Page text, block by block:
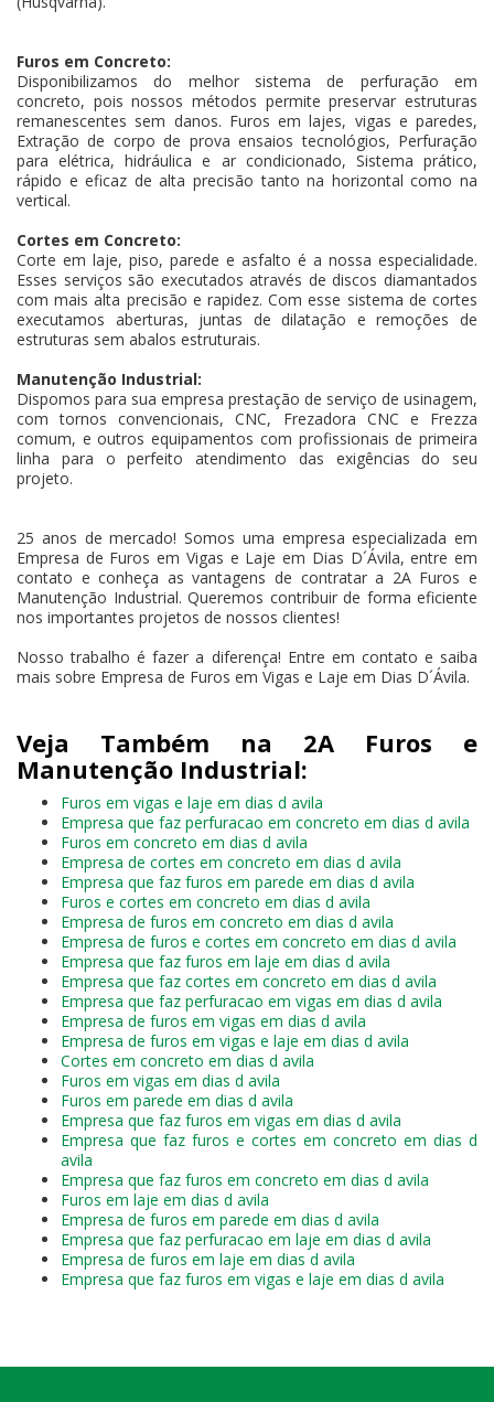
Furos em Concreto:
Disponibilizamos do melhor sistema de perfuração em
concreto, pois nossos métodos permite preservar estruturas
remanescentes sem danos. Furos em lajes, vigas e paredes,
Extração de corpo de prova ensaios tecnológios, Perfuração
para elétrica, hidráulica e ar condicionado, Sistema prático,
rápido e eficaz de alta precisão tanto na horizontal como na
vertical.
Cortes em Concreto:
Corte em laje, piso, parede e asfalto é a nossa especialidade.
Esses serviços são executados através de discos diamantados
com mais alta precisão e rapidez. Com esse sistema de cortes
executamos aberturas, juntas de dilatação e remoções de
estruturas sem abalos estruturais.
Manutenção Industrial:
Dispomos para sua empresa prestação de serviço de usinagem,
com tornos convencionais, CNC, Frezadora CNC e Frezza
comum, e outros equipamentos com profissionais de primeira
linha para o perfeito atendimento das exigências do seu
projeto.
25 anos de mercado! Somos uma empresa especializada em
Empresa de Furos em Vigas e Laje em Dias D´Ávila, entre em
contato e conheça as vantagens de contratar a 2A Furos e
Manutenção Industrial. Queremos contribuir de forma eficiente
nos importantes projetos de nossos clientes!
Nosso trabalho é fazer a diferença! Entre em contato e saiba
mais sobre Empresa de Furos em Vigas e Laje em Dias D´Ávila.
Veja Também na 2A Furos e
Manutenção Industrial:
Furos em vigas e laje em dias d avila
Empresa que faz perfuracao em concreto em dias d avila
Furos em concreto em dias d avila
Empresa de cortes em concreto em dias d avila
Empresa que faz furos em parede em dias d avila
Furos e cortes em concreto em dias d avila
Empresa de furos em concreto em dias d avila
Empresa de furos e cortes em concreto em dias d avila
Empresa que faz furos em laje em dias d avila
Empresa que faz cortes em concreto em dias d avila
Empresa que faz perfuracao em vigas em dias d avila
Empresa de furos em vigas em dias d avila
Empresa de furos em vigas e laje em dias d avila
Cortes em concreto em dias d avila
Furos em vigas em dias d avila
Furos em parede em dias d avila
Empresa que faz furos em vigas em dias d avila
Empresa que faz furos e cortes em concreto em dias d
avila
Empresa que faz furos em concreto em dias d avila
Furos em laje em dias d avila
Empresa de furos em parede em dias d avila
Empresa que faz perfuracao em laje em dias d avila
Empresa de furos em laje em dias d avila
Empresa que faz furos em vigas e laje em dias d avila